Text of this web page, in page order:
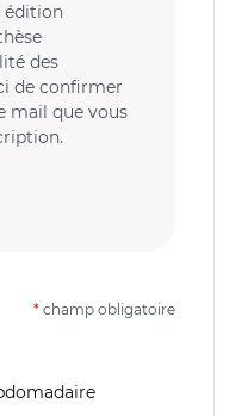
édition
des
de confirmer
mail que vous
* champ obligatoire